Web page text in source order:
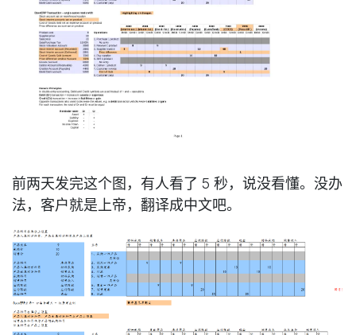
前两天发完这个图，有人看了 5 秒，说没看懂。没办
法，客户就是上帝，翻译成中文吧。